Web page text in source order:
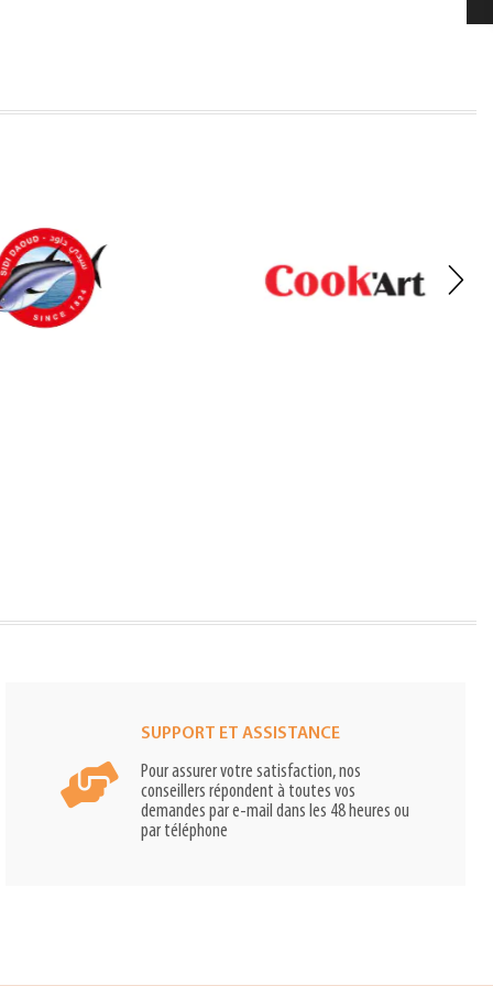
SUPPORT ET ASSISTANCE
Pour assurer votre satisfaction, nos
conseillers répondent à toutes vos
demandes par e-mail dans les 48 heures ou
par téléphone